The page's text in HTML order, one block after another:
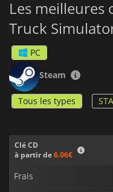
Les meilleures
Truck
PC
Steam
Tous les types
Clé CD
à partir de6.06€
Frais